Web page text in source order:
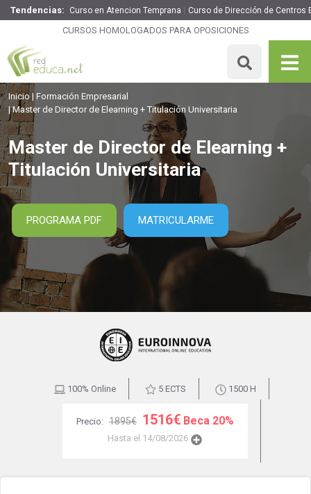
Tendencias: Curso en Atencion Temprana Curso de Dirección de Centros
CURSOS HOMOLOGADOS PARA OPOSICIONES
Master de Director de Elearning + Titulación Universitaria
Inicio
Formación Empresarial
Master de Director de Elearning + Titulación Universitaria
Master de Director de Elearning +
Titulación Universitaria
PROGRAMA PDF MATRICULARME
100% Online 5 ECTS 1500 H
Precio: 1895€ 1516€ Beca 20%
Hasta el 14/08/2026